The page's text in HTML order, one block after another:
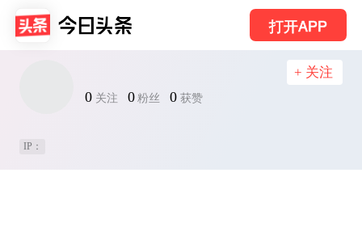
打开APP
0 关注 0 粉丝 0 获赞
+ 关注
IP：